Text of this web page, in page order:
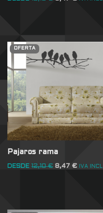
OFERTA
Pajaros rama
DESDE 12,10€ 8,47 € IVA INCL